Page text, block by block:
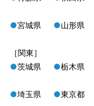
●宮城県 ●山形県
［関東］
●茨城県 ●栃木県
●埼玉県 ●東京都